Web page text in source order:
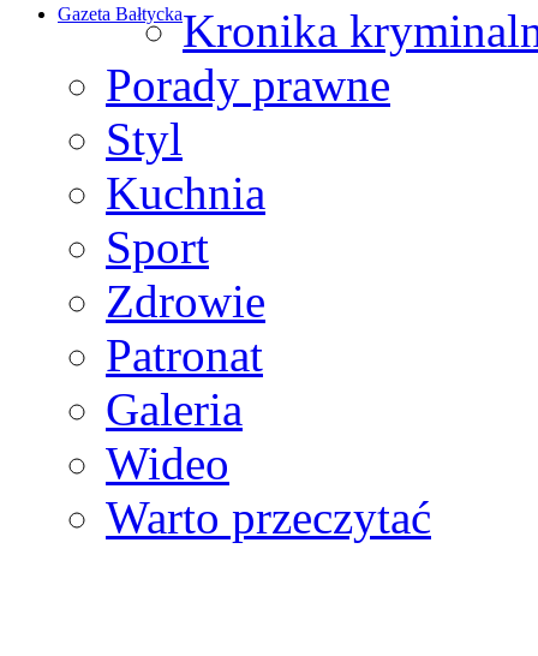
Gazeta BałtyckaKronika
Porady prawne
Styl
Kuchnia
Sport
Zdrowie
Patronat
Galeria
Wideo
Warto przeczytać